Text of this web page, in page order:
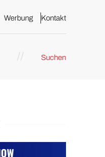
Werbung Kontakt
Suchen